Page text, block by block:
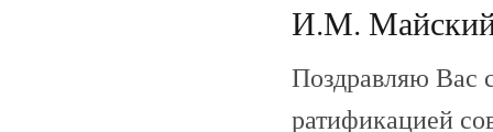
И.М. Майский
Поздравляю Вас
ратификацией